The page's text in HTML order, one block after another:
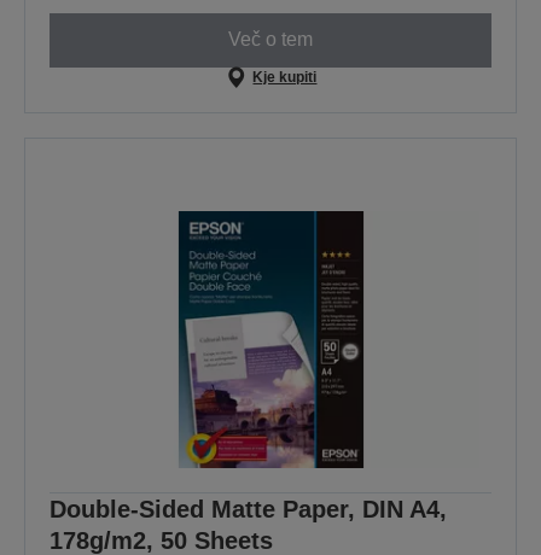
Več o tem
Kje kupiti
Double-Sided Matte Paper, DIN A4,
178g/m2, 50 Sheets